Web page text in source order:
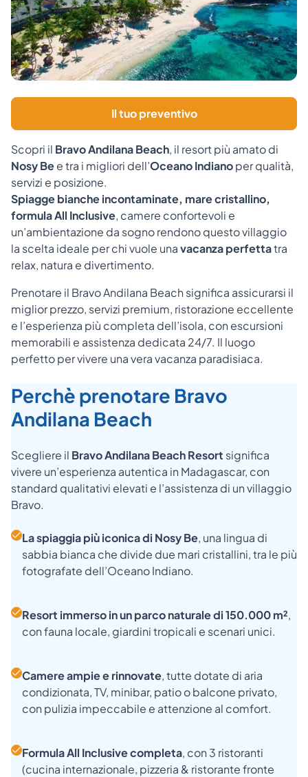
Il tuo preventivo
Scopri il Bravo Andilana Beach, il resort più amato di
Nosy Bee tra i migliori dell’Oceano Indianoper qualità,
servizi e posizione.
Spiagge bianche incontaminate, mare cristallino,
formula All Inclusive, camere confortevoli e
un’ambientazione da sogno rendono questo villaggio
la scelta ideale per chi vuole unavacanza perfettatra
relax, natura e divertimento.
Prenotare il Bravo Andilana Beach significa assicurarsi il
miglior prezzo, servizi premium, ristorazione eccellente
e l’esperienza più completa dell’isola, con escursioni
memorabili e assistenza dedicata 24/7. Il luogo
perfetto per vivere una vera vacanza paradisiaca.
Perchè prenotare Bravo
Andilana Beach
Scegliere il Bravo Andilana Beach Resort significa
vivere un’esperienza autentica in Madagascar, con
standard qualitativi elevati e l’assistenza di un villaggio
Bravo.
La spiaggia più iconica di Nosy Be, una lingua di
sabbia bianca che divide due mari cristallini, tra le più
fotografate dell’Oceano Indiano.
Resort immerso in un parco naturale di 150.000 m²,
con fauna locale, giardini tropicali e scenari unici.
Camere ampie e rinnovate, tutte dotate di aria
condizionata, TV, minibar, patio o balcone privato,
con pulizia impeccabile e attenzione al comfort.
Formula All Inclusive completa, con 3 ristoranti
(cucina internazionale, pizzeria & ristorante fronte